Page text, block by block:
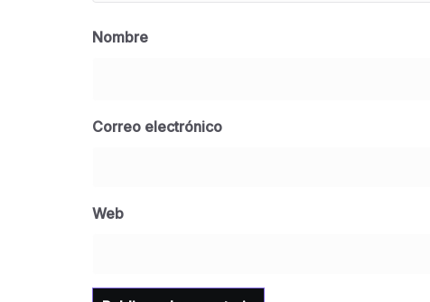
Nombre
Correo electrónico
Web